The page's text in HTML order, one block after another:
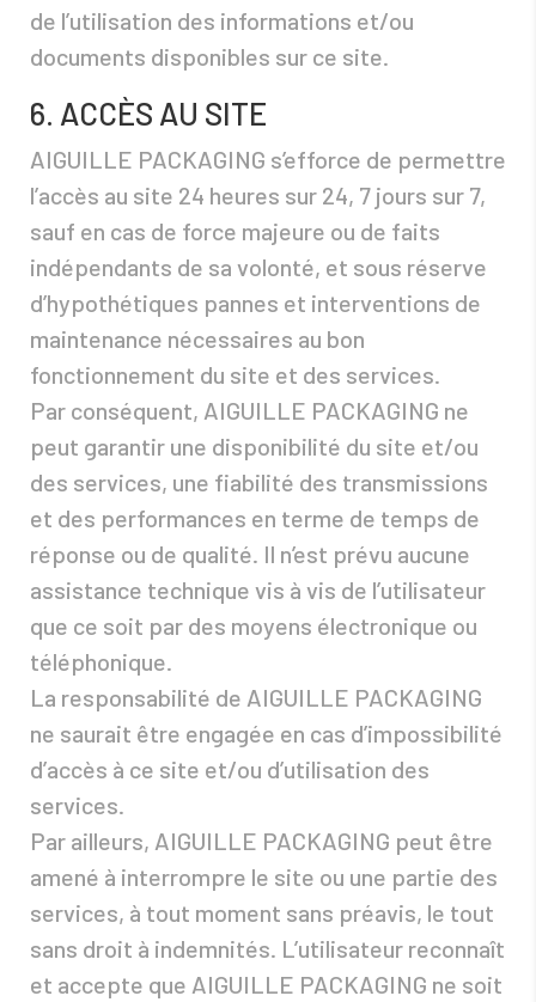
de l’utilisation des informations et/ou
documents disponibles sur ce site.
6. ACCÈS AU SITE
AIGUILLE PACKAGING s’efforce de permettre
l’accès au site 24 heures sur 24, 7 jours sur 7,
sauf en cas de force majeure ou de faits
indépendants de sa volonté, et sous réserve
d’hypothétiques pannes et interventions de
maintenance nécessaires au bon
fonctionnement du site et des services.
Par conséquent, AIGUILLE PACKAGING ne
peut garantir une disponibilité du site et/ou
des services, une fiabilité des transmissions
et des performances en terme de temps de
réponse ou de qualité. Il n’est prévu aucune
assistance technique vis à vis de l’utilisateur
que ce soit par des moyens électronique ou
téléphonique.
La responsabilité de AIGUILLE PACKAGING
ne saurait être engagée en cas d’impossibilité
d’accès à ce site et/ou d’utilisation des
services.
Par ailleurs, AIGUILLE PACKAGING peut être
amené à interrompre le site ou une partie des
services, à tout moment sans préavis, le tout
sans droit à indemnités. L’utilisateur reconnaît
et accepte que AIGUILLE PACKAGING ne soit